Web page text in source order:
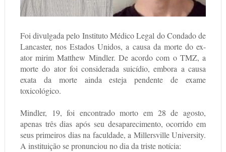
Foi divulgada pelo Instituto Médico Legal do Condado de
Lancaster, nos Estados Unidos, a causa da morte do ex-
ator mirim Matthew Mindler. De acordo com o TMZ, a
morte do ator foi considerada suicídio, embora a causa
exata da morte ainda esteja pendente de exame
toxicológico.
Mindler, 19, foi encontrado morto em 28 de agosto,
apenas três dias após seu desaparecimento, ocorrido em
seus primeiros dias na faculdade, a Millersville University.
A instituição se pronunciou no dia da triste notícia: